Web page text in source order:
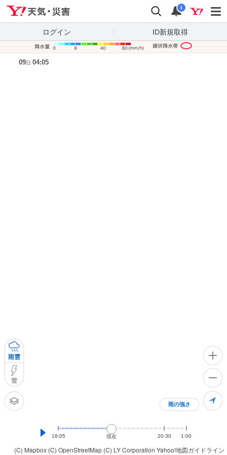
検索 通知
i
ログイン ID新規取得
(C) Mapbox (C) OpenStreetMap (C) LY Corporation Yahoo!地図ガイドライン
雨の強さ
雨雲
雷
18:05 現在 20:30 1:00
09日 04:05